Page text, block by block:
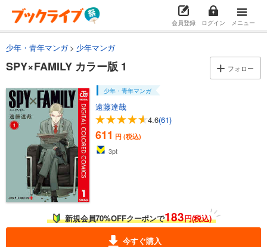
会員登録 ログイン メニュー
少年・青年マンガ 少年マンガ
SPY×FAMILY カラー版 1 フォロー
少年・青年マンガ
遠藤達哉
4.6(61)
611 円 (税込)
3pt
新規会員70%OFFクーポンで183円(税込)
今すぐ購入